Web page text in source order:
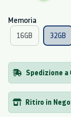
Memoria
16GB 32GB
Spedizione a
Ritiro in